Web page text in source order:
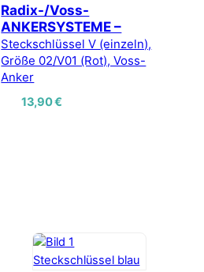
Radix-/Voss-
ANKERSYSTEME –
Steckschlüssel V (einzeln),
Größe 02/V01 (Rot), Voss-
Anker
13,90€